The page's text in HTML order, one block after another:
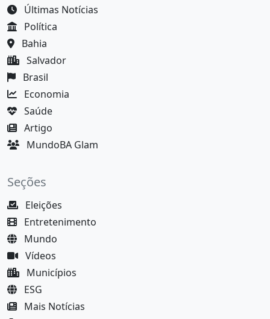
Últimas Notícias
Política
Bahia
Salvador
Brasil
Economia
Saúde
Artigo
MundoBA Glam
Seções
Eleições
Entretenimento
Mundo
Vídeos
Municípios
ESG
Mais Notícias